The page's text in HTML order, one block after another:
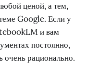
ценой, а тем,
Google. Если у
и вам
постоянно,
очень рационально.